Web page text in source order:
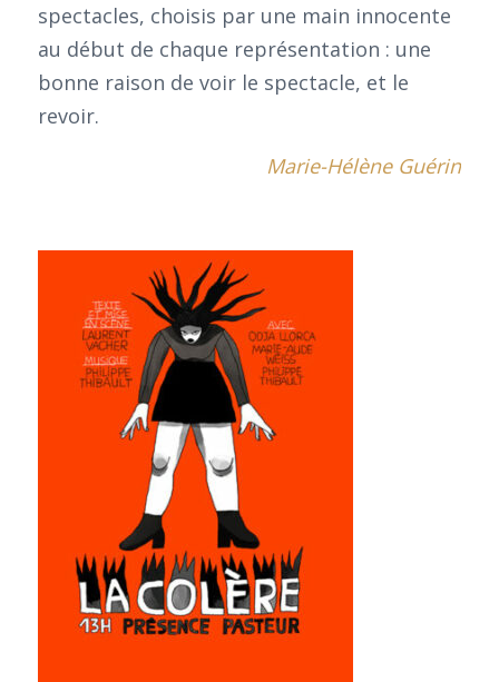
spectacles, choisis par une main innocente
au début de chaque représentation : une
bonne raison de voir le spectacle, et le
revoir.
Marie-Hélène Guérin